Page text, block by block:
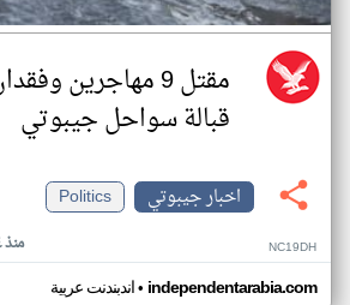
قبالة سواحل جيبوتي
اخبار جيبوتي
Politics
منذ ٤ أشهر NC19DH
اندبندنت عربية• independentarabia.com